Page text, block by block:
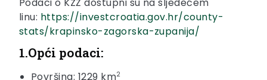
Podaci o KZŽ dostupni su na sljedećem
linu: https://investcroatia.gov.hr/county-
stats/krapinsko-zagorska-zupanija/
1.Opći podaci:
Površina: 1229 km2